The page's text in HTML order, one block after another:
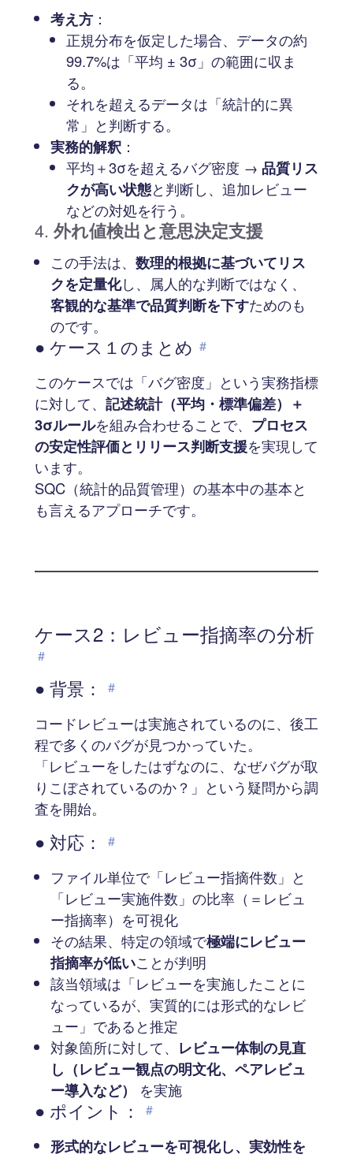
考え方 ：
正規分布を仮定した場合、データの約
99.7%は「平均 ± 3σ」の範囲に収ま
る。
それを超えるデータは「統計的に異
常」と判断する。
実務的解釈 ：
平均＋3σを超えるバグ密度 → 品質リス
クが高い状態と判断し、追加レビュー
などの対処を行う。
4. 外れ値検出と意思決定支援
この手法は、 数理的根拠に基づいてリス
クを定量化し、属人的な判断ではなく、
客観的な基準で品質判断を下すためのも
のです。
● ケース１のまとめ #
このケースでは「バグ密度」という実務指標
に対して、 記述統計（平均・標準偏差）＋
3σルールを組み合わせることで、 プロセス
の安定性評価とリリース判断支援を実現して
います。
SQC（統計的品質管理）の基本中の基本と
も言えるアプローチです。
ケース2：レビュー指摘率の分析
#
● 背景： #
コードレビューは実施されているのに、後工
程で多くのバグが見つかっていた。
「レビューをしたはずなのに、なぜバグが取
りこぼされているのか？」という疑問から調
査を開始。
● 対応： #
ファイル単位で「レビュー指摘件数」と
「レビュー実施件数」の比率（＝レビュ
ー指摘率）を可視化
その結果、特定の領域で極端にレビュー
指摘率が低いことが判明
該当領域は「レビューを実施したことに
なっているが、実質的には形式的なレビ
ュー」であると推定
対象箇所に対して、 レビュー体制の見直
し（レビュー観点の明文化、ペアレビュ
ー導入など）
を実施
● ポイント： #
形式的なレビューを可視化し、実効性を